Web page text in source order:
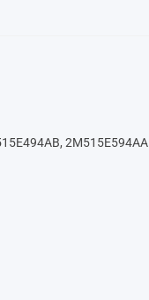
2M515E594AA